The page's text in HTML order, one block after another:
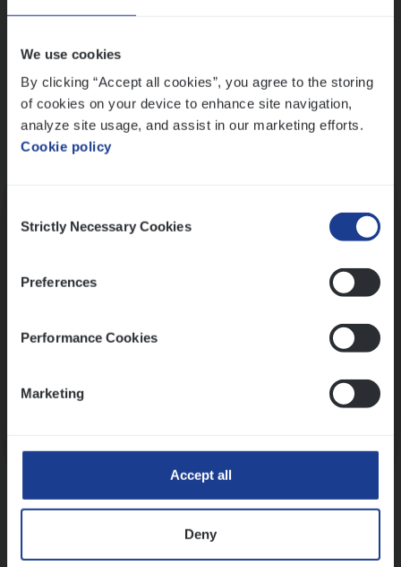
We use cookies
By clicking “Accept all cookies”, you agree to the storing
of cookies on your device to enhance site navigation,
analyze site usage, and assist in our marketing efforts.
Cookie policy
Selection
Strictly Necessary Cookies
Preferences
Performance Cookies
Marketing
Accept all
Deny